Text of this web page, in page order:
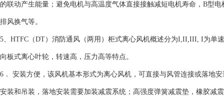
的联动产生能量；避免电机与高温度气体直接接触减短电机寿命，B型
排风换气等。
5、HTFC（DT）消防通风（两用）柜式离心风机概述分为I,II,III, I为单
向板式离心叶轮，转速高，压力高等特点。
6． 安装方便，该风机基本形式为离心风机，可直接与风管连接或落地
安装和吊装，落地安装需要加装减震系统；高强度弹簧减震垫，橡胶减